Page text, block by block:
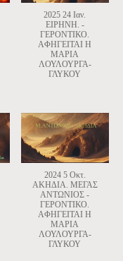
2025 24 Ιαν.
ΕΙΡΗΝΗ. -
ΓΕΡΟΝΤΙΚΟ.
ΑΦΗΓΕΙΤΑΙ Η
ΜΑΡΙΑ
ΛΟΥΛΟΥΡΓΑ-
ΓΛΥΚΟΥ
2024 5 Οκτ.
ΑΚΗΔΙΑ. ΜΕΓΑΣ
ΑΝΤΩΝΙΟΣ -
ΓΕΡΟΝΤΙΚΟ.
ΑΦΗΓΕΙΤΑΙ Η
ΜΑΡΙΑ
ΛΟΥΛΟΥΡΓΑ-
ΓΛΥΚΟΥ